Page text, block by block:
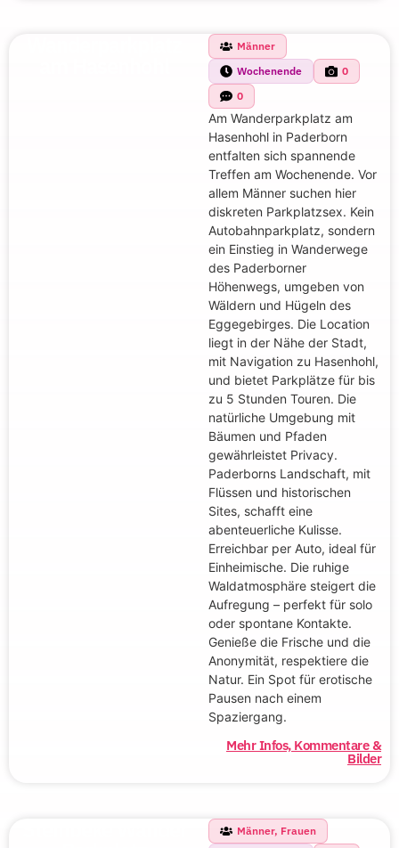
Männer
Wochenende
0
0
Am Wanderparkplatz am
Hasenhohl in Paderborn
entfalten sich spannende
Treffen am Wochenende. Vor
allem Männer suchen hier
diskreten Parkplatzsex. Kein
Autobahnparkplatz, sondern
ein Einstieg in Wanderwege
des Paderborner
Höhenwegs, umgeben von
Wäldern und Hügeln des
Eggegebirges. Die Location
liegt in der Nähe der Stadt,
mit Navigation zu Hasenhohl,
und bietet Parkplätze für bis
zu 5 Stunden Touren. Die
natürliche Umgebung mit
Bäumen und Pfaden
gewährleistet Privacy.
Paderborns Landschaft, mit
Flüssen und historischen
Sites, schafft eine
abenteuerliche Kulisse.
Erreichbar per Auto, ideal für
Einheimische. Die ruhige
Waldatmosphäre steigert die
Aufregung – perfekt für solo
oder spontane Kontakte.
Genieße die Frische und die
Anonymität, respektiere die
Natur. Ein Spot für erotische
Pausen nach einem
Spaziergang.
Mehr Infos, Kommentare &
Bilder
Männer, Frauen